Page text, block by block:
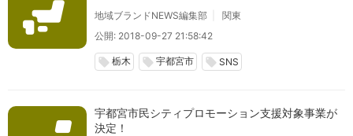
地域ブランドNEWS編集部
関東
公開: 2018-09-27 21:58:42
local_offer 栃木 local_offer 宇都宮市 local_offer SNS
宇都宮市民シティプロモーション支援対象事業が
決定！